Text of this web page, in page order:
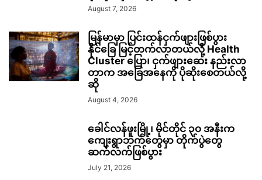
August 7, 2026
မြန်မာမှာ ပြင်းထန်ငှက်ဖျားဖြစ်ပွား
နိုင်ခြေ မြင့်တက်လာတယ်လို့ Health
Cluster ပြော၊ ငှက်ဖျားဆေး နည်းလာ
တာက အခြေအနေကို ပိုဆိုးစေတယ်လို့
ဆို
August 4, 2026
ခေါင်လန်ဖူးမြို့၊ မိုင်တိုင် ၃၀ အနီးက
ကျေးရွာဘက်တွေမှာ တိုက်ပွဲတွေ
ဆက်လက်ဖြစ်ပွား
July 21, 2026